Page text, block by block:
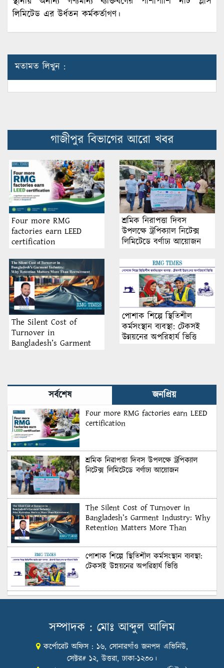
লিমিটেড এর উর্ধতন কর্মকর্তাগণ।
মতামত লিখুন :
গাজীপুর বিভাগের আরো খবর
Four more RMG
factories earn LEED
certification
শ্রমিক নিরাপত্তা দিবস
উপলক্ষে ট্রপিক্যাল নিটেক্স
লিমিটেডে বর্ণাঢ্য আয়োজন
The Silent Cost of
Turnover in
Bangladesh’s Garment
পোশাক শিল্পে স্থিতিশীল
কর্মসংস্থান ব্যবস্থা: টেকসই
উন্নয়নের অপরিহার্য ভিত্তি
সর্বশেষ জনপ্রিয়
Four more RMG factories earn LEED
certification
শ্রমিক নিরাপত্তা দিবস উপলক্ষে ট্রপিক্যাল
নিটেক্স লিমিটেডে বর্ণাঢ্য আয়োজন
The Silent Cost of Turnover in
Bangladesh’s Garment Industry: Why
Retention Matters More Than
পোশাক শিল্পে স্থিতিশীল কর্মসংস্থান ব্যবস্থা:
টেকসই উন্নয়নের অপরিহার্য ভিত্তি
শুল্কের দেয়াল ভাঙার সুযোগ: মার্কিন বাজারে
Honoring Excellence: Texstream
Fashion Ltd. Rewards Best Workers–
সম্পাদক : মোঃ আব্দুল আলিম
কর্পোরেট অফিস : ১৬, সোনারগাঁও জনপদ এভিনিউ,
সেক্টর# ১২, উত্তরা, ঢাকা-১২৩০।